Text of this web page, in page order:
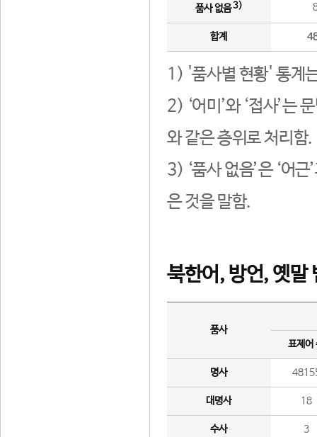
품사 없음3)
합계
1) '품사별 현황' 통계
2) ‘어미’와 ‘접사’는
와 같은 층위로 처리함.
3) ‘품사 없음’은 ‘어
은 것을 말함.
북한어, 방언, 옛말
품사
표제어
명사
대명사 18
수사 3